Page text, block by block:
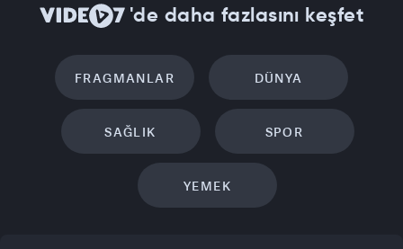
'de daha fazlasını keşfet
FRAGMANLAR DÜNYA
SAĞLIK SPOR
YEMEK